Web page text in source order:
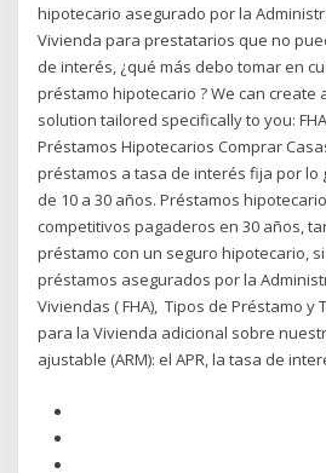
hipotecario asegurado por la
Vivienda para prestatarios que no
de interés, ¿qué más debo tomar en
préstamo hipotecario ? We can create
solution tailored specifically to you:
Préstamos Hipotecarios Comprar
préstamos a tasa de interés fija por lo
de 10 a 30 años. Préstamos
competitivos pagaderos en 30 años,
préstamo con un seguro hipotecario,
préstamos asegurados por la
Viviendas ( FHA), Tipos de Préstamo y
para la Vivienda adicional sobre
ajustable (ARM): el APR, la tasa de